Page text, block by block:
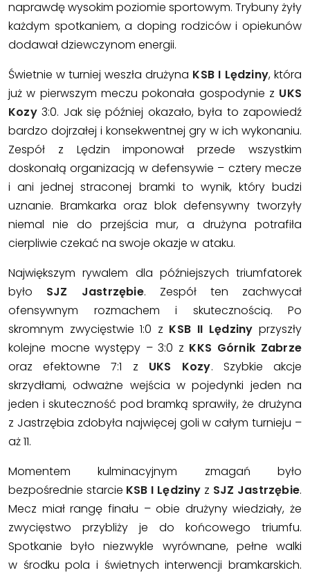
naprawdę wysokim poziomie sportowym. Trybuny żyły
każdym spotkaniem, a doping rodziców i opiekunów
dodawał dziewczynom energii.
Świetnie w turniej weszła drużyna KSB I Lędziny, która
już w pierwszym meczu pokonała gospodynie z UKS
Kozy3:0. Jak się później okazało, była to zapowiedź
bardzo dojrzałej i konsekwentnej gry w ich wykonaniu.
Zespół z Lędzin imponował przede wszystkim
doskonałą organizacją w defensywie – cztery mecze
i ani jednej straconej bramki to wynik, który budzi
uznanie. Bramkarka oraz blok defensywny tworzyły
niemal nie do przejścia mur, a drużyna potrafiła
cierpliwie czekać na swoje okazje w ataku.
Największym rywalem dla późniejszych triumfatorek
było SJZ Jastrzębie. Zespół ten zachwycał
ofensywnym rozmachem i skutecznością. Po
skromnym zwycięstwie 1:0 z KSB II Lędziny przyszły
kolejne mocne występy – 3:0 z KKS Górnik Zabrze
oraz efektowne 7:1 z UKS Kozy. Szybkie akcje
skrzydłami, odważne wejścia w pojedynki jeden na
jeden i skuteczność pod bramką sprawiły, że drużyna
z Jastrzębia zdobyła najwięcej goli w całym turnieju –
aż 11.
Momentem kulminacyjnym zmagań było
bezpośrednie starcie KSB I Lędziny z SJZ Jastrzębie.
Mecz miał rangę finału – obie drużyny wiedziały, że
zwycięstwo przybliży je do końcowego triumfu.
Spotkanie było niezwykle wyrównane, pełne walki
w środku pola i świetnych interwencji bramkarskich.